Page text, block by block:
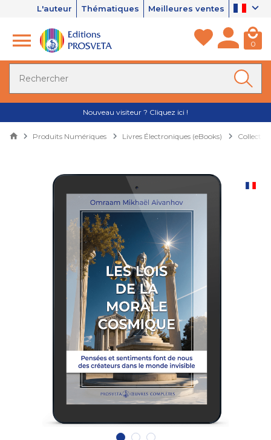
L'auteur Thématiques Meilleures ventes
0
Nouveau visiteur ? Cliquez ici !
Produits Numériques Livres Électroniques (eBooks)